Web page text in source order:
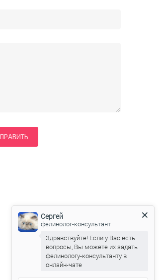
Сергей
фелинолог-консультант
Здравствуйте! Если у Вас есть
вопросы, Вы можете их задать
фелинологу-консультанту в
онлайн-чате